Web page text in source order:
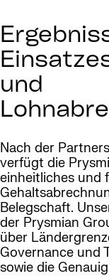
und
Nach der
verfügt die
einheitliches und
Belegschaft.
der Prysmian
über
Governance und
sowie die